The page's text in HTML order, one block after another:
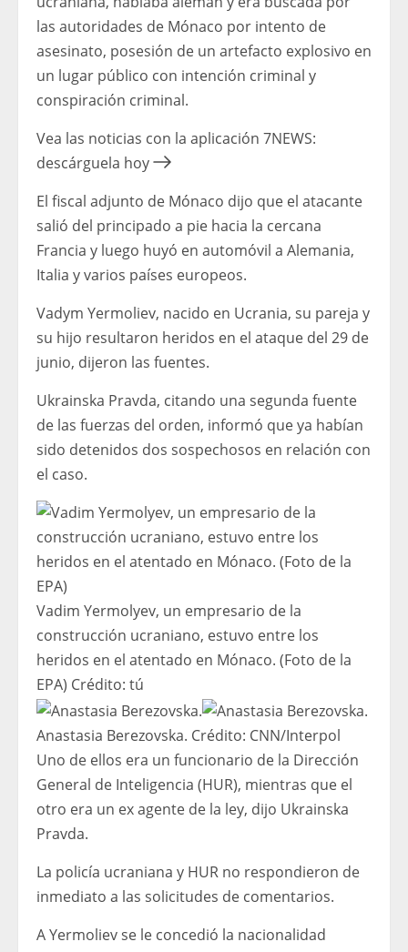
las autoridades de Mónaco por intento de
asesinato, posesión de un artefacto explosivo en
un lugar público con intención criminal y
conspiración criminal.
Vea las noticias con la aplicación 7NEWS:
descárguela hoy
El fiscal adjunto de Mónaco dijo que el atacante
salió del principado a pie hacia la cercana
Francia y luego huyó en automóvil a Alemania,
Italia y varios países europeos.
Vadym Yermoliev, nacido en Ucrania, su pareja y
su hijo resultaron heridos en el ataque del 29 de
junio, dijeron las fuentes.
Ukrainska Pravda, citando una segunda fuente
de las fuerzas del orden, informó que ya habían
sido detenidos dos sospechosos en relación con
el caso.
Vadim Yermolyev, un empresario de la
construcción ucraniano, estuvo entre los
heridos en el atentado en Mónaco. (Foto de la
EPA) Crédito: tú
Anastasia Berezovska. Crédito: CNN/Interpol
Uno de ellos era un funcionario de la Dirección
General de Inteligencia (HUR), mientras que el
otro era un ex agente de la ley, dijo Ukrainska
Pravda.
La policía ucraniana y HUR no respondieron de
inmediato a las solicitudes de comentarios.
A Yermoliev se le concedió la nacionalidad